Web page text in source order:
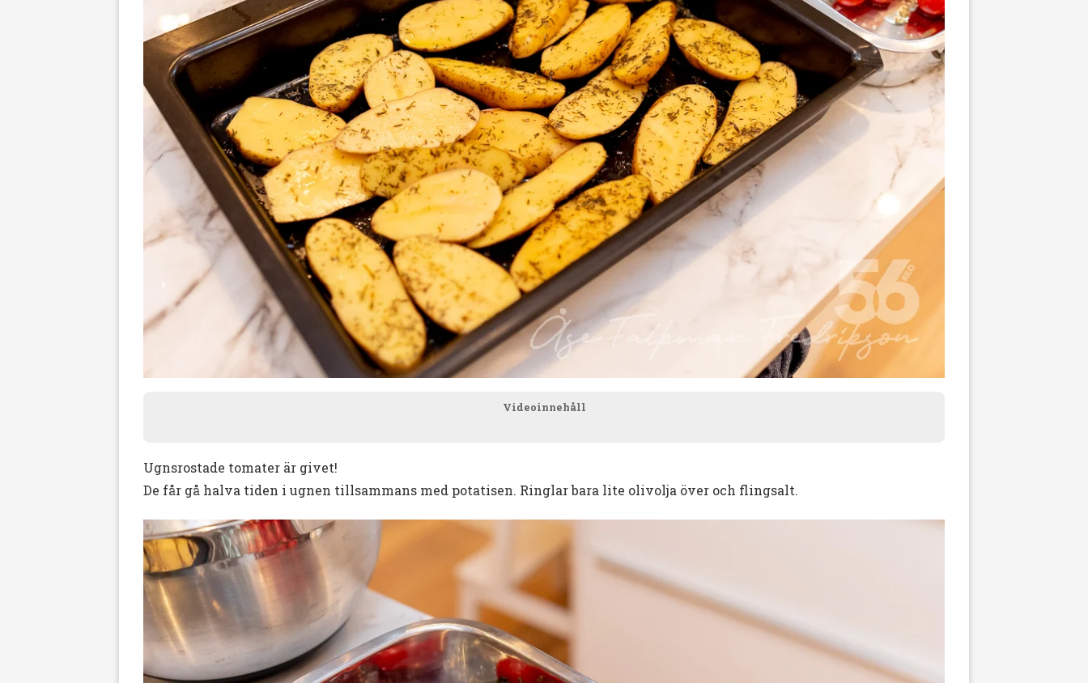
Videoinnehåll
Ugnsrostade tomater är givet!
De får gå halva tiden i ugnen tillsammans med potatisen. Ringlar bara lite olivolja över och flingsalt.